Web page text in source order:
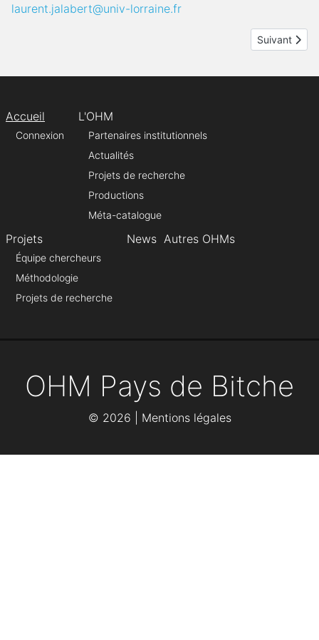
laurent.jalabert@univ-lorraine.fr
Article
Suivant
Accueil
Connexion
L'OHM
Partenaires institutionnels
Actualités
Projets de recherche
Productions
Méta-catalogue
Projets
Équipe chercheurs
Méthodologie
Projets de recherche
News Autres OHMs
OHM Pays de Bitche
© 2026 | Mentions légales